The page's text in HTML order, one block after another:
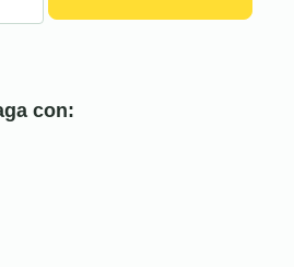
con: